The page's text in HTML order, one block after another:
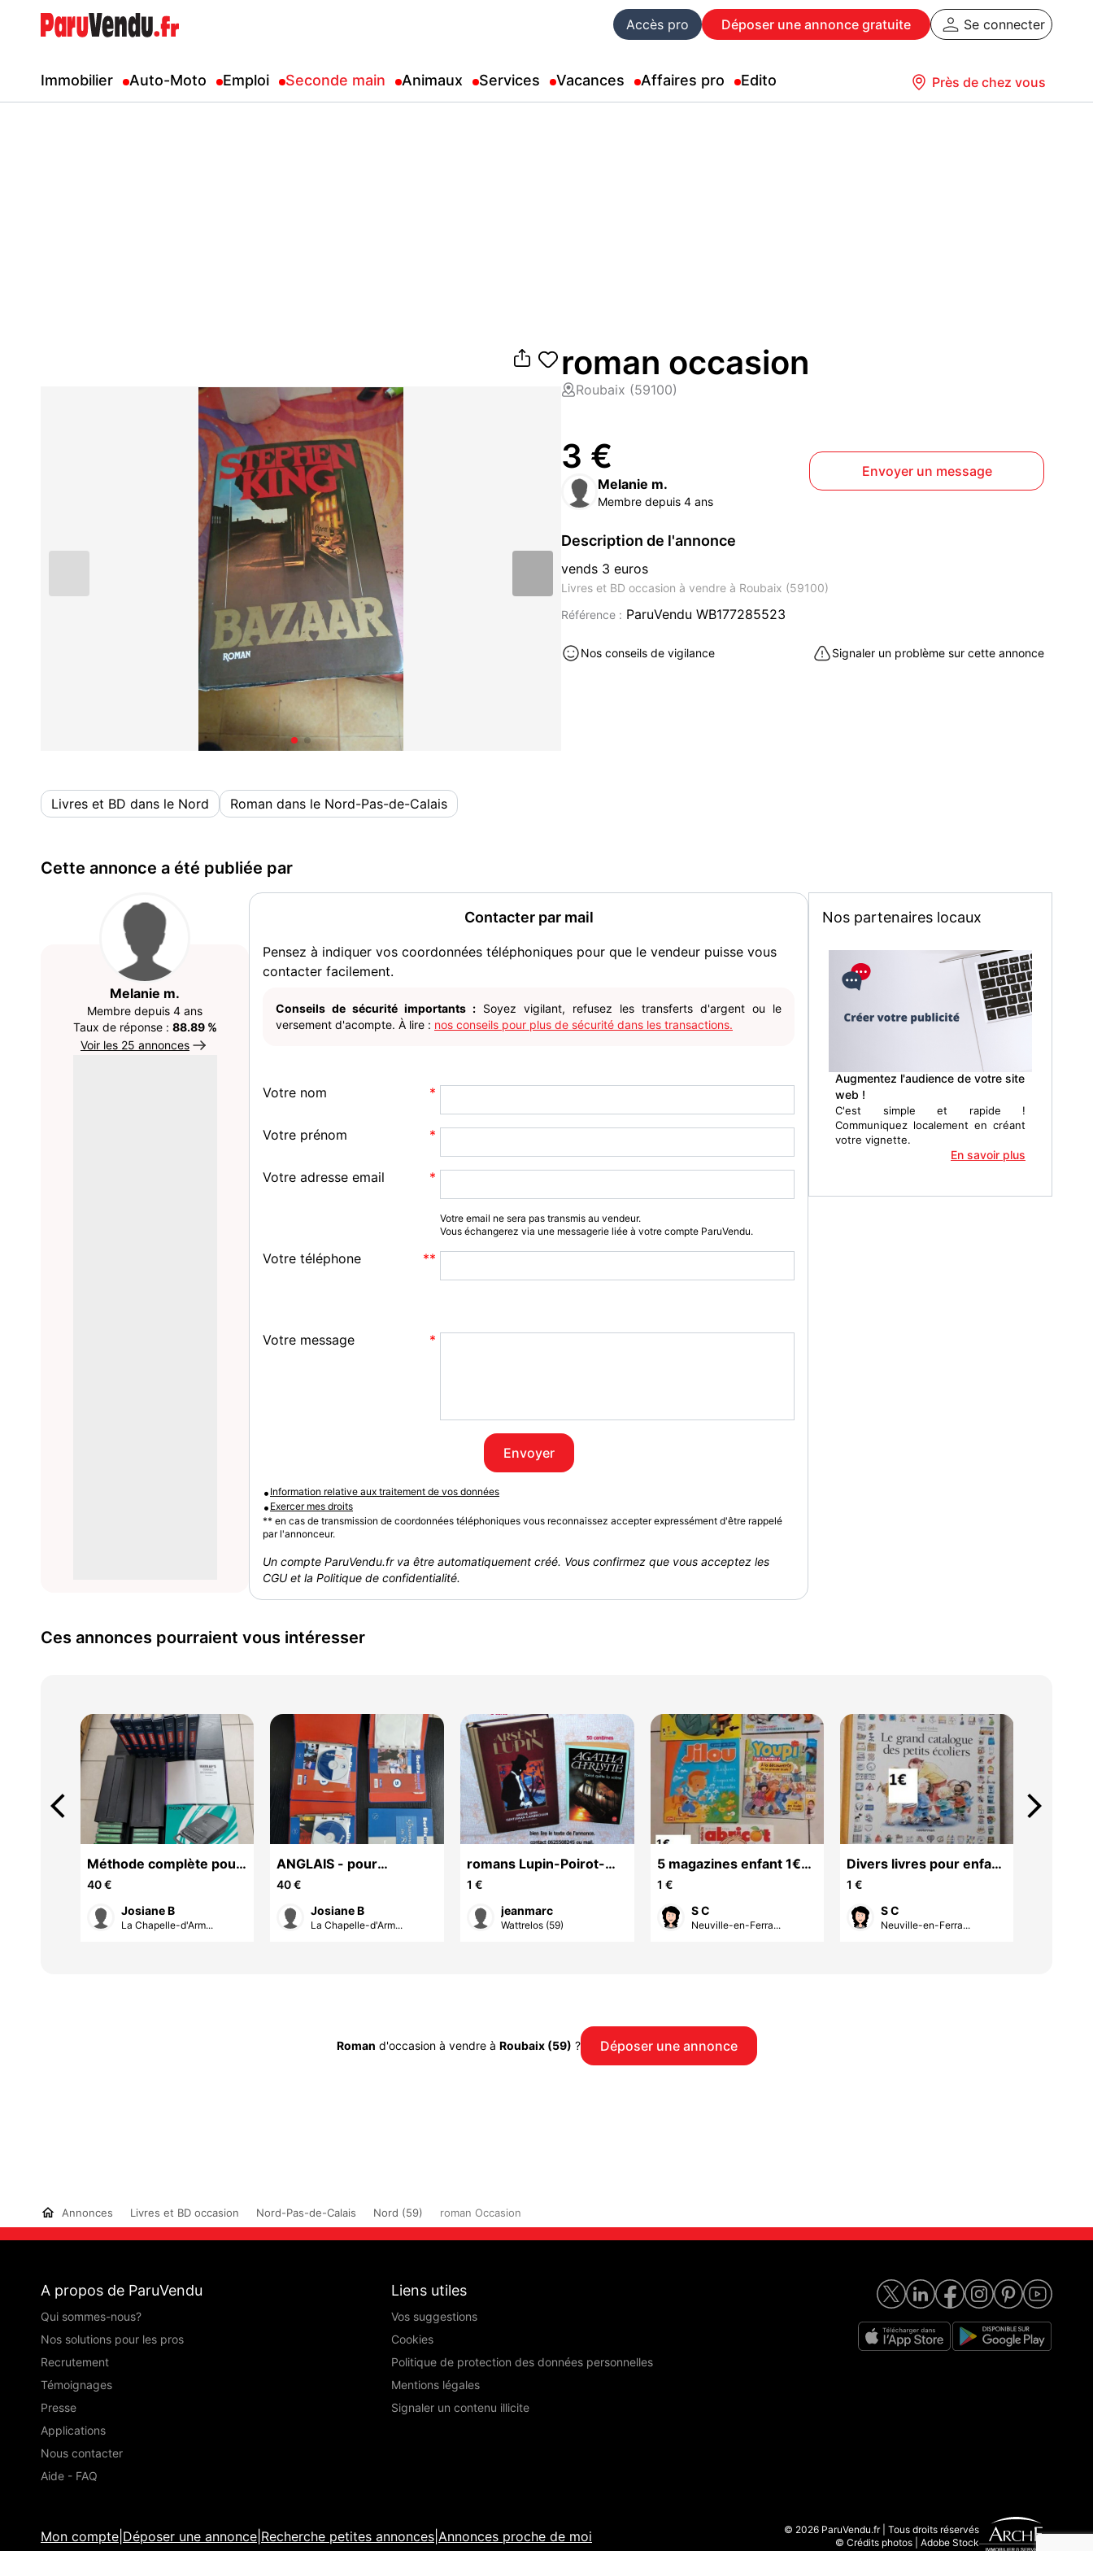
Accès pro Déposer une annonce gratuite Se connecter
Immobilier Auto-Moto Emploi Seconde main Animaux Services Vacances Affaires pro Edito Près de chez vous
roman occasion
Roubaix (59100)
3 €
Melanie m.
Membre depuis 4 ans
Envoyer un message
Description de l'annonce
vends 3 euros
Livres et BD occasion à vendre à Roubaix (59100)
Référence : ParuVendu WB177285523
Nos conseils de vigilance Signaler un problème sur cette annonce
Livres et BD dans le Nord Roman dans le Nord-Pas-de-Calais
Cette annonce a été publiée par
Melanie m.
Membre depuis 4 ans
Taux de réponse : 88.89 %
Voir les 25 annonces
Contacter par mail
Pensez à indiquer vos coordonnées téléphoniques pour que le vendeur puisse vous
contacter facilement.
Conseils de sécurité importants : Soyez vigilant, refusez les transferts d'argent ou le
versement d'acompte. À lire : nos conseils pour plus de sécurité dans les transactions.
Votre nom
Votre prénom
Votre adresse email
Votre email ne sera pas transmis au vendeur.
Vous échangerez via une messagerie liée à votre compte ParuVendu.
Votre téléphone
Votre message
Envoyer
• Information relative aux traitement de vos données
• Exercer mes droits
** en cas de transmission de coordonnées téléphoniques vous reconnaissez accepter expressément d'être rappelé
par l'annonceur.
Un compte ParuVendu.fr va être automatiquement créé. Vous confirmez que vous acceptez les
CGU et la Politique de confidentialité.
Nos partenaires locaux
Augmentez l'audience de votre site
web !
C'est simple et rapide !
Communiquez localement en créant
votre vignette.
En savoir plus
Ces annonces pourraient vous intéresser
Méthode complète pour
apprendre l'Allemand
40 €
Josiane B
La Chapelle-d'Arm...
ANGLAIS - pour
progresser du niveau A2
au niveau B1 / B2
40 €
Josiane B
La Chapelle-d'Arm...
romans Lupin-Poirot-
Morane et d autres.
1 €
jeanmarc
Wattrelos (59)
5 magazines enfant 1€
au choix pas d'envoi
1 €
S C
Neuville-en-Ferra...
Divers livres pour enfant
1€ le livre pas d'envoi
1 €
S C
Neuville-en-Ferra...
arrow_back_ios arrow_forward_ios
Roman d'occasion à vendre à Roubaix (59) ? Déposer une annonce
Annonces Livres et BD occasion Nord-Pas-de-Calais Nord (59) roman Occasion
A propos de ParuVendu
Qui sommes-nous?
Nos solutions pour les pros
Recrutement
Témoignages
Presse
Applications
Nous contacter
Aide - FAQ
Liens utiles
Vos suggestions
Cookies
Politique de protection des données personnelles
Mentions légales
Signaler un contenu illicite
Mon compte Déposer une annonce Recherche petites annonces Annonces proche de moi
© 2026 ParuVendu.fr | Tous droits réservés
© Crédits photos | Adobe Stock